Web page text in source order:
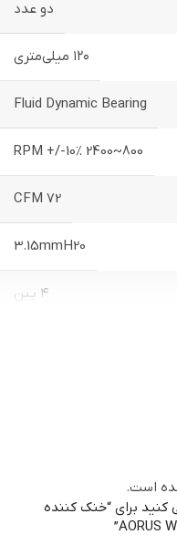
دو عدد
۱۲۰ میلی‌متری
Fluid Dynamic Bearing
800~2400 RPM +/-10%
72 CFM
3.15mmH20
۴ پین
است.
کنید برای “خنک کننده